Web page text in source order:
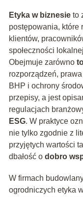
Etyka w biznesieto
postępowania, które
klientów,
społeczności
Obejmuje zarówno
rozporządzeń,
BHP i ochrony
przepisy, a jest
regulacjach
ESG. W praktyce
nie tylko zgodnie z
przyjętych wartości
dbałość o dobro
W firmach
ogrodniczych etyka